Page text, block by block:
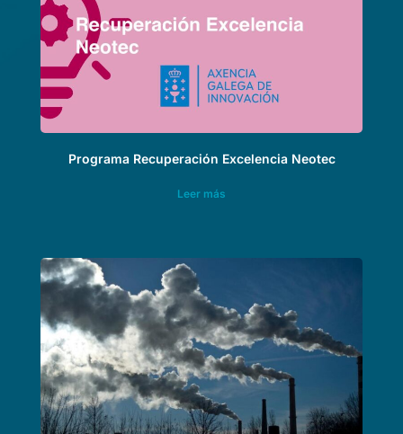
Programa Recuperación Excelencia Neotec
Leer más